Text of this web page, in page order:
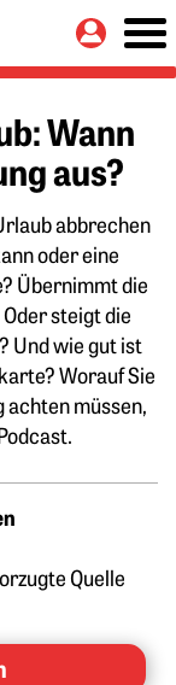
Wann
aus?
abbrechen
oder eine
Übernimmt die
steigt die
Und wie gut ist
Worauf Sie
achten müssen,
Quelle